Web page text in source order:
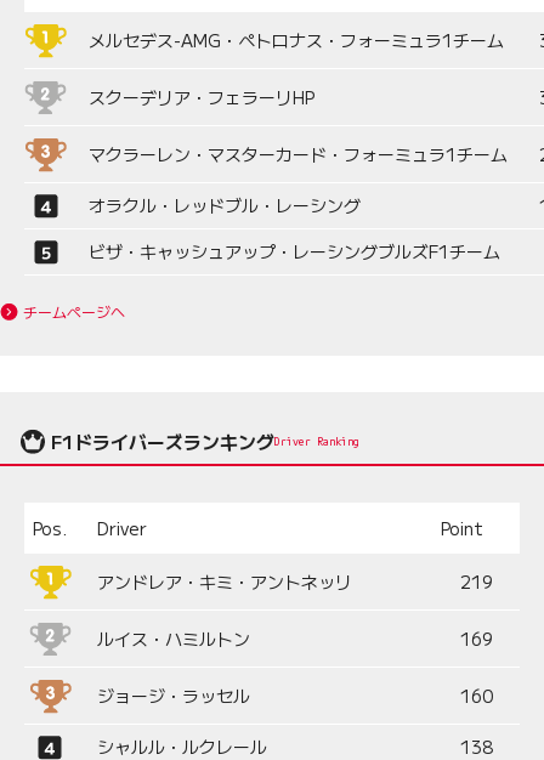
メルセデス-AMG・ペトロナス・フォーミュラ1チーム
スクーデリア・フェラーリHP
マクラーレン・マスターカード・フォーミュラ1チーム
オラクル・レッドブル・レーシング
ビザ・キャッシュアップ・レーシングブルズF1チーム
チームページへ
F1ドライバーズランキングDriver Ranking
Pos. Driver Point
アンドレア・キミ・アントネッリ 219
ルイス・ハミルトン 169
ジョージ・ラッセル 160
シャルル・ルクレール
138